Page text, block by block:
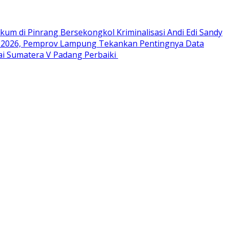
di Pinrang Bersekongkol Kriminalisasi Andi Edi Sandy
Pemprov Lampung Tekankan Pentingnya Data
Sumatera V Padang Perbaiki